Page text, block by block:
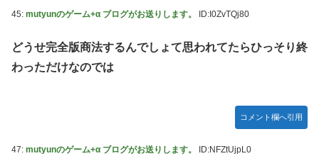
45: mutyunのゲーム+α ブログがお送りします。 ID:I0ZvTQj80
どうせ完全版商法するんでしょて思われてたらひっそり終
わっただけなのでは
コメント欄へ引用
47: mutyunのゲーム+α ブログがお送りします。 ID:NFZtUjpL0